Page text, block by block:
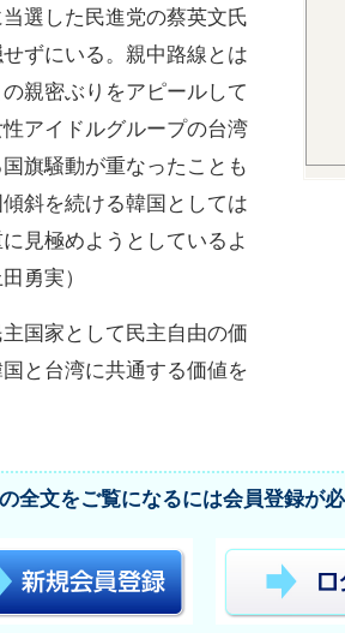
選した民進党の蔡英文氏
ずにいる。親中路線とは
親密ぶりをアピールして
アイドルグループの台湾
旗騒動が重なったことも
斜を続ける韓国としては
見極めようとしているよ
勇実）
国家として民主自由の価
と台湾に共通する価値を
全文をご覧になるには会員登録が必